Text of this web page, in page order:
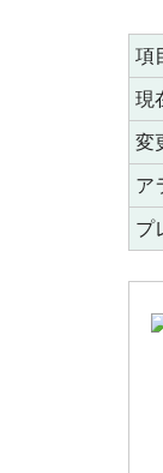
項
現
変
ア
プ